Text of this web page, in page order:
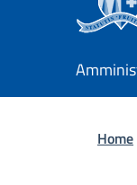
Home